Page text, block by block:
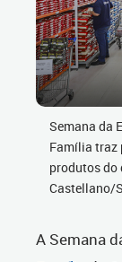
Semana da
Família traz
produtos do
Castellano/
A Semana